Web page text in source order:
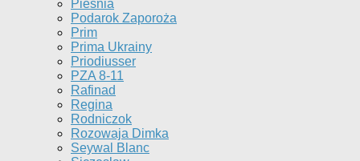
Piesnia
Podarok Zaporoża
Prim
Prima Ukrainy
Priodiusser
PZA 8-11
Rafinad
Regina
Rodniczok
Rozowaja Dimka
Seywal Blanc